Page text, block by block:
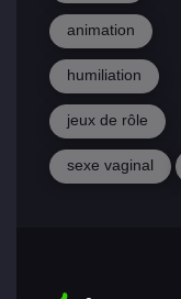
Sections
de jeux
Relations
animation
humiliation
jeux de rôle
sexe vaginal